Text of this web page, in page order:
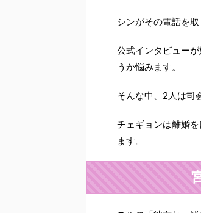
シンがその電話を
公式インタビュー
うか悩みます。
そんな中、2人は司
チェギョンは離婚
ます。